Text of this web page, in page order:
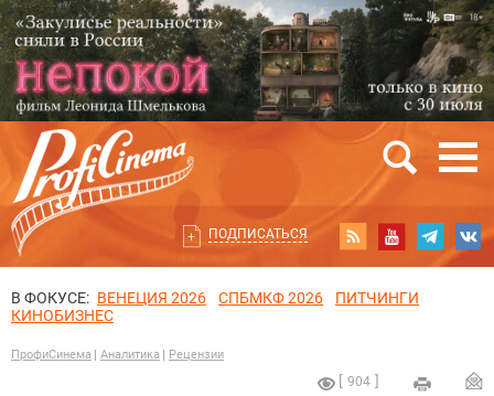
ПОДПИСАТЬСЯ
В ФОКУСЕ: ВЕНЕЦИЯ 2026 СПБМКФ 2026
ПИТЧИНГИ
КИНОБИЗНЕС
ПрофиСинема Аналитика Рецензии
904